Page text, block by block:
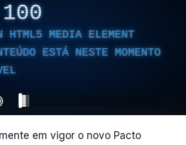
100
HTML5 MEDIA ELEMENT
ESTÁ NESTE MOMENTO
em vigor o novo Pacto